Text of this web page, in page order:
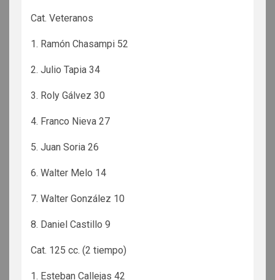
Cat. Veteranos
1. Ramón Chasampi 52
2. Julio Tapia 34
3. Roly Gálvez 30
4. Franco Nieva 27
5. Juan Soria 26
6. Walter Melo 14
7. Walter González 10
8. Daniel Castillo 9
Cat. 125 cc. (2 tiempo)
1. Esteban Callejas 42